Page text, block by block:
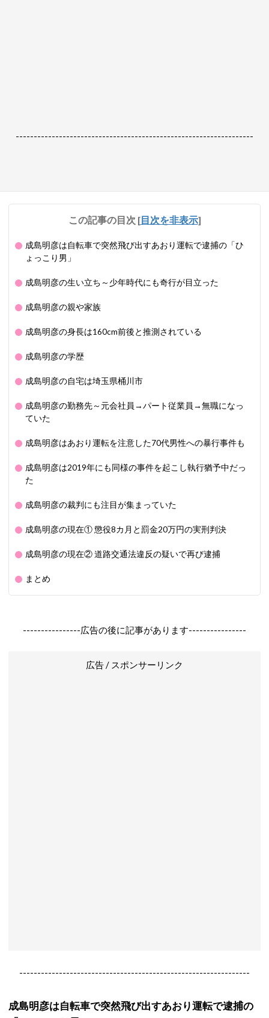
------------------------------------------------------------------
この記事の目次 [目次を非表示]
成島明彦は自転車で突然飛び出すあおり運転で逮捕の「ひ
ょっこり男」
成島明彦の生い立ち～少年時代にも奇行が目立った
成島明彦の親や家族
成島明彦の身長は160cm前後と推測されている
成島明彦の学歴
成島明彦の自宅は埼玉県桶川市
成島明彦の勤務先～元会社員→パート従業員→無職になっ
ていた
成島明彦はあおり運転を注意した70代男性への暴行事件も
成島明彦は2019年にも同様の事件を起こし執行猶予中だっ
た
成島明彦の裁判にも注目が集まっていた
成島明彦の現在① 懲役8カ月と罰金20万円の実刑判決
成島明彦の現在② 道路交通法違反の疑いで再び逮捕
まとめ
----------------広告の後に記事があります----------------
広告 / スポンサーリンク
----------------------------------------------------------------
成島明彦は自転車で突然飛び出すあおり運転で逮捕の